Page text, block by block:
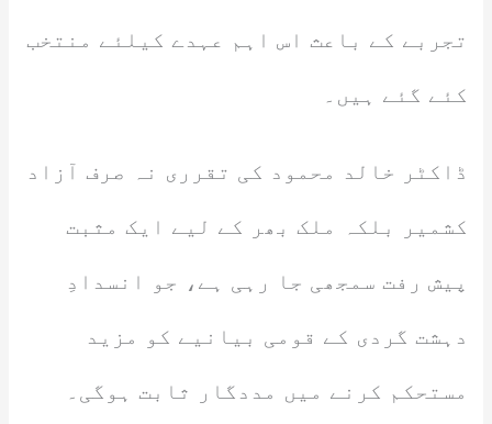
تجربے کے باعث اس اہم عہدے کیلئے منتخب
کئے گئے ہیں۔
ڈاکٹر خالد محمود کی تقرری نہ صرف آزاد
کشمیر بلکہ ملک بھر کے لیے ایک مثبت
پیش رفت سمجھی جا رہی ہے، جو انسدادِ
دہشت گردی کے قومی بیانیے کو مزید
مستحکم کرنے میں مددگار ثابت ہوگی۔